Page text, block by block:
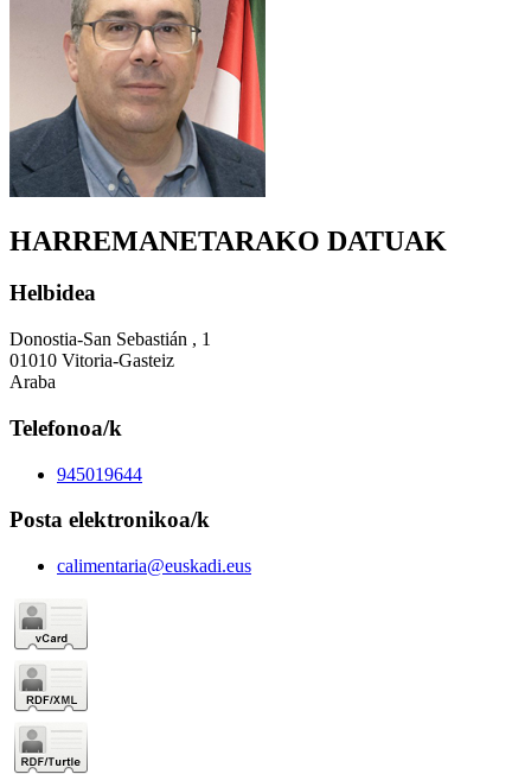
HARREMANETARAKO DATUAK
Helbidea
Donostia-San Sebastián , 1
01010 Vitoria-Gasteiz
Araba
Telefonoa/k
945019644
Posta elektronikoa/k
calimentaria@euskadi.eus